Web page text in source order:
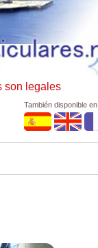
son legales
También disponible en